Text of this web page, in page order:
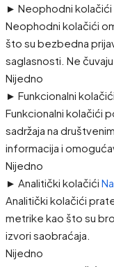
► Neophodni kolačići
Neophodni kolačići
što su bezbedna
saglasnosti. Ne
Nijedno
► Funkcionalni kolačići
Funkcionalni kolačići
sadržaja na
informacija i
Nijedno
► Analitički kolačići
Analitički kolačići
metrike kao što su
izvori saobraćaja.
Nijedno